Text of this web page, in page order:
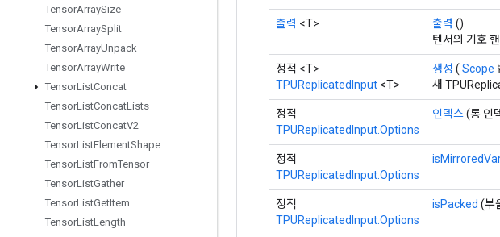
TensorArraySize
TensorArraySplit
TensorArrayUnpack
TensorArrayWrite
TensorListConcat
TensorListConcatLists
TensorListConcatV2
TensorListElementShape
TensorListFromTensor
TensorListGather
TensorListGetItem
TensorListLength
출력 <T> 출력 ()
텐서의 기호
정적 <T>
TPUReplicatedInput <T>
생성 ( Scope
새
정적
TPUReplicatedInput.Options
인덱스(롱 인
정적
TPUReplicatedInput.Options
정적
TPUReplicatedInput.Options
isPacked (부